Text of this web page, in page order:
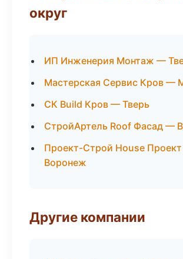
округ
ИП Инженерия Монтаж —
Мастерская Сервис Кров —
СК Build Кров — Тверь
СтройАртель Roof Фасад —
Проект-Строй House
Воронеж
Другие компании